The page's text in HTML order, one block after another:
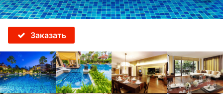
Заказать